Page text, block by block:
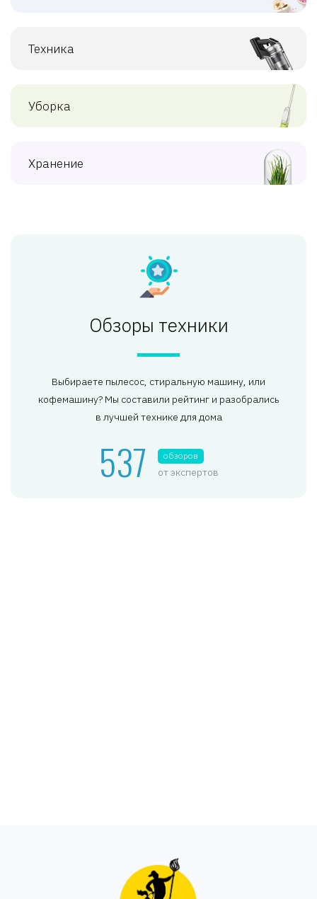
Техника
Уборка
Хранение
Обзоры техники
Выбираете пылесос, стиральную машину, или
кофемашину? Мы составили рейтинг и разобрались
в лучшей технике для дома
537 обзоров
от экспертов